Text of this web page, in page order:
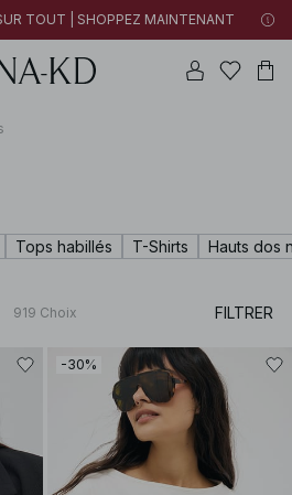
TOUT | SHOPPEZ MAINTENANT
Tops habillés T-Shirts Hauts dos
919 Choix FILTRER
-30%